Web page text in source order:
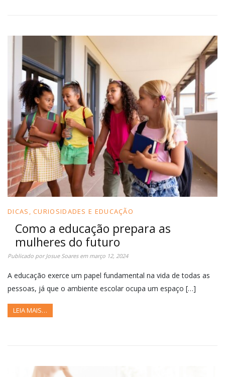
DICAS, CURIOSIDADES E EDUCAÇÃO
Como a educação prepara as
mulheres do futuro
Publicado porJosue Soaresem março 12, 2024
A educação exerce um papel fundamental na vida de todas as
pessoas, já que o ambiente escolar ocupa um espaço […]
LEIA MAIS…